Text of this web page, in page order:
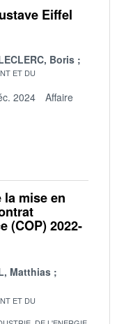
Eiffel
Boris
ET DU
2024
Affaire
mise en
(COP) 2022-
Matthias
ET DU